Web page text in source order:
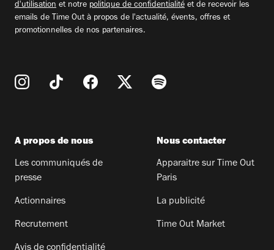
d'utilisation et notre politique de confidentialité et de recevoir les
emails de Time Out à propos de l'actualité, évents, offres et
promotionnelles de nos partenaires.
A propos de nous
Les communiqués de
presse
Actionnaires
Recrutement
Avis de confidentialité
Nous contacter
Apparaitre sur Time Out
Paris
La publicité
Time Out Market